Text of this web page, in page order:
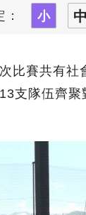
比賽共有社
支隊伍齊聚